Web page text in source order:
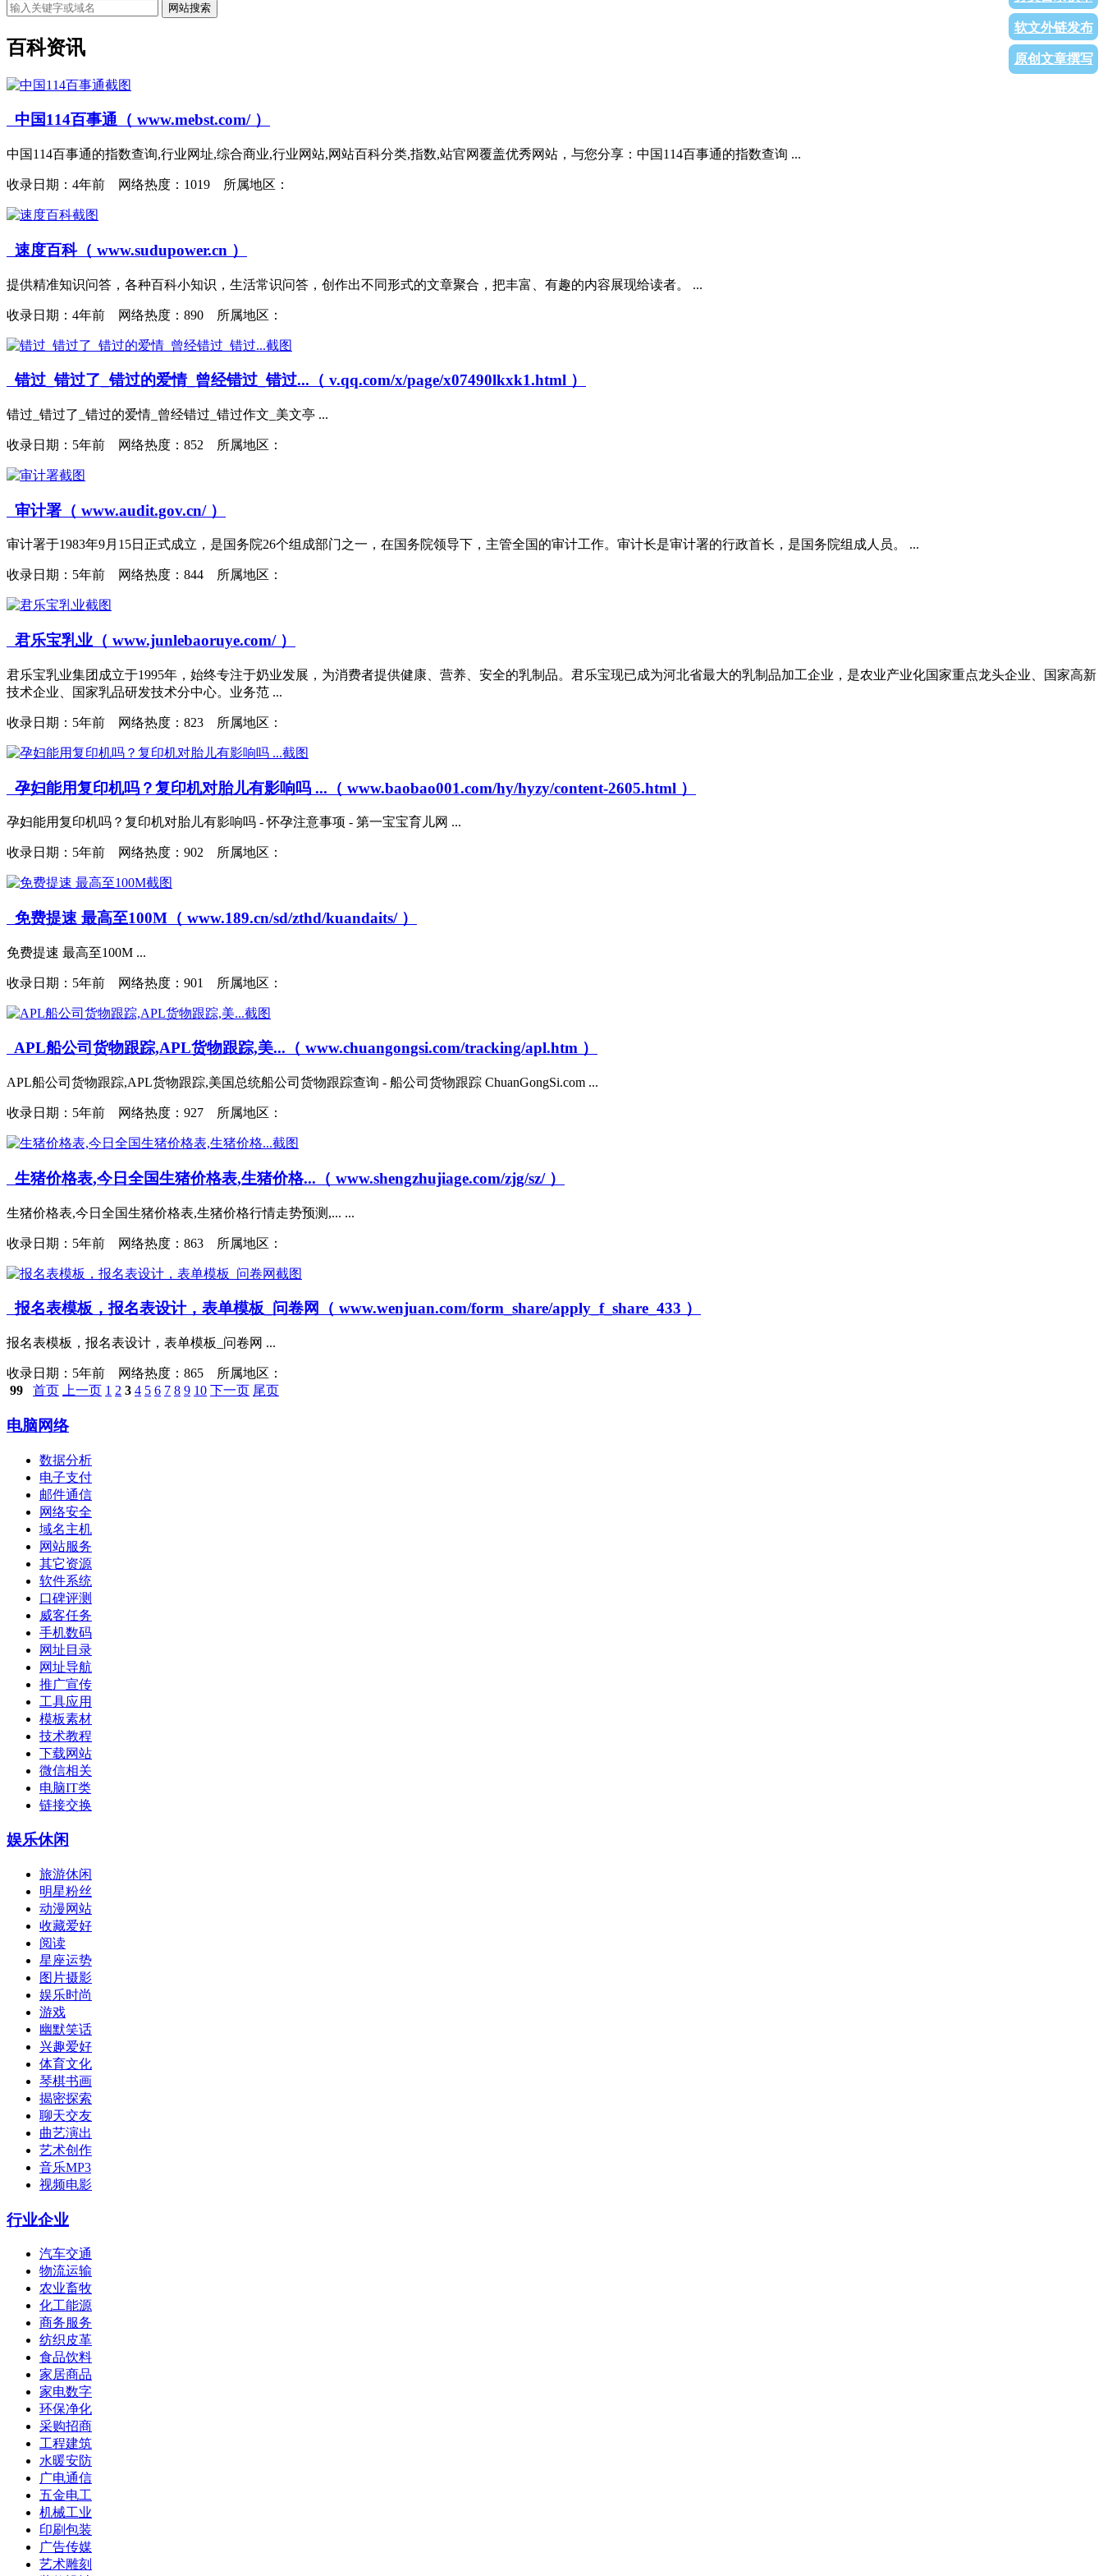
软文外链发布
原创文章撰写
网站搜索
百科资讯
中国114百事通（ www.mebst.com/ ）
中国114百事通的指数查询,行业网址,综合商业,行业网站,网站百科分类,指数,站官网覆盖优秀网站，与您分享：中国114百事通的指数查询 ...
收录日期： 4年前 网络热度：1019 所属地区：
速度百科（ www.sudupower.cn ）
提供精准知识问答，各种百科小知识，生活常识问答，创作出不同形式的文章聚合，把丰富、有趣的内容展现给读者。 ...
收录日期： 4年前 网络热度：890 所属地区：
错过_错过了_错过的爱情_曾经错过_错过...（ v.qq.com/x/page/x07490lkxk1.html ）
错过_错过了_错过的爱情_曾经错过_错过作文_美文亭 ...
收录日期： 5年前 网络热度：852 所属地区：
审计署（ www.audit.gov.cn/ ）
审计署于1983年9月15日正式成立，是国务院26个组成部门之一，在国务院领导下，主管全国的审计工作。审计长是审计署的行政首长，是国务院组成人员。 ...
收录日期： 5年前 网络热度：844 所属地区：
君乐宝乳业（ www.junlebaoruye.com/ ）
君乐宝乳业集团成立于1995年，始终专注于奶业发展，为消费者提供健康、营养、安全的乳制品。君乐宝现已成为河北省最大的乳制品加工企业，是农业产业化国家重点龙头企业、国家高新
技术企业、国家乳品研发技术分中心。业务范 ...
收录日期： 5年前 网络热度：823 所属地区：
孕妇能用复印机吗？复印机对胎儿有影响吗 ...（ www.baobao001.com/hy/hyzy/content-2605.html ）
孕妇能用复印机吗？复印机对胎儿有影响吗 - 怀孕注意事项 - 第一宝宝育儿网 ...
收录日期： 5年前 网络热度：902 所属地区：
免费提速 最高至100M（ www.189.cn/sd/zthd/kuandaits/ ）
免费提速 最高至100M ...
收录日期： 5年前 网络热度：901 所属地区：
APL船公司货物跟踪,APL货物跟踪,美...（ www.chuangongsi.com/tracking/apl.htm ）
APL船公司货物跟踪,APL货物跟踪,美国总统船公司货物跟踪查询 - 船公司货物跟踪 ChuanGongSi.com ...
收录日期： 5年前 网络热度：927 所属地区：
生猪价格表,今日全国生猪价格表,生猪价格...（ www.shengzhujiage.com/zjg/sz/ ）
生猪价格表,今日全国生猪价格表,生猪价格行情走势预测,... ...
收录日期： 5年前 网络热度：863 所属地区：
报名表模板，报名表设计，表单模板_问卷网（ www.wenjuan.com/form_share/apply_f_share_433 ）
报名表模板，报名表设计，表单模板_问卷网 ...
收录日期： 5年前 网络热度：865 所属地区：
99
首页 上一页 1 2 3 4 5 6 7 8 9 10 下一页 尾页
电脑网络
数据分析
电子支付
邮件通信
网络安全
域名主机
网站服务
其它资源
软件系统
口碑评测
威客任务
手机数码
网址目录
网址导航
推广宣传
工具应用
模板素材
技术教程
下载网站
微信相关
电脑IT类
链接交换
娱乐休闲
旅游休闲
明星粉丝
动漫网站
收藏爱好
阅读
星座运势
图片摄影
娱乐时尚
游戏
幽默笑话
兴趣爱好
体育文化
琴棋书画
揭密探索
聊天交友
曲艺演出
艺术创作
音乐MP3
视频电影
行业企业
汽车交通
物流运输
农业畜牧
化工能源
商务服务
纺织皮革
食品饮料
家居商品
家电数字
环保净化
采购招商
工程建筑
水暖安防
广电通信
五金电工
机械工业
印刷包装
广告传媒
艺术雕刻